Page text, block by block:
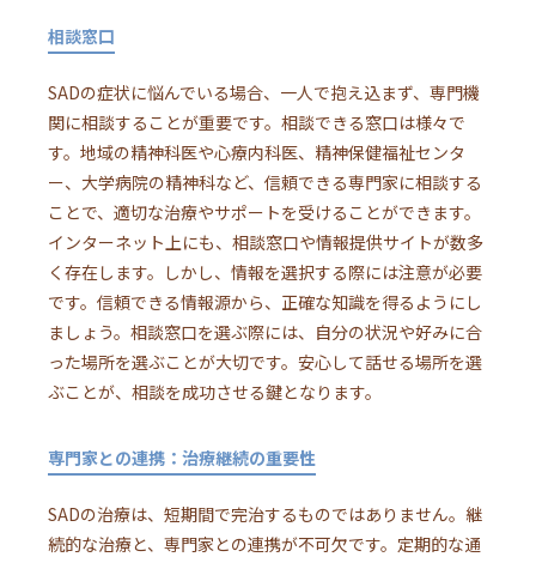
相談窓口
SADの症状に悩んでいる場合、一人で抱え込まず、専門機
関に相談することが重要です。相談できる窓口は様々で
す。地域の精神科医や心療内科医、精神保健福祉センタ
ー、大学病院の精神科など、信頼できる専門家に相談する
ことで、適切な治療やサポートを受けることができます。
インターネット上にも、相談窓口や情報提供サイトが数多
く存在します。しかし、情報を選択する際には注意が必要
です。信頼できる情報源から、正確な知識を得るようにし
ましょう。相談窓口を選ぶ際には、自分の状況や好みに合
った場所を選ぶことが大切です。安心して話せる場所を選
ぶことが、相談を成功させる鍵となります。
専門家との連携：治療継続の重要性
SADの治療は、短期間で完治するものではありません。継
続的な治療と、専門家との連携が不可欠です。定期的な通